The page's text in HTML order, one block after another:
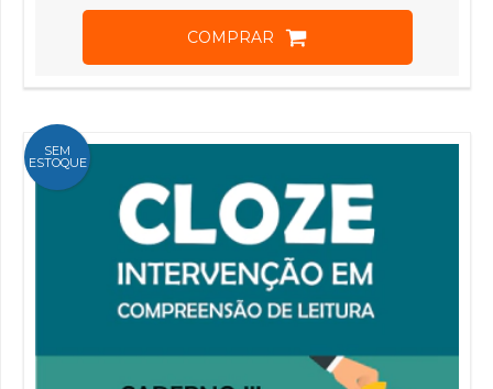
COMPRAR
SEM
ESTOQUE